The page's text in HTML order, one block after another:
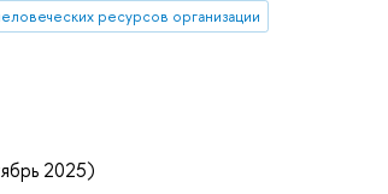
ресурсов организации
2025)